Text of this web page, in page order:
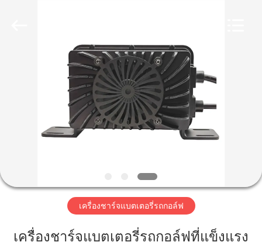
เกี่ยว
เครื่องชาร์จแบตเตอรี่รถกอล์ฟ
เครื่องชาร์จแบตเตอรี่รถกอล์ฟที่แข็งแรง